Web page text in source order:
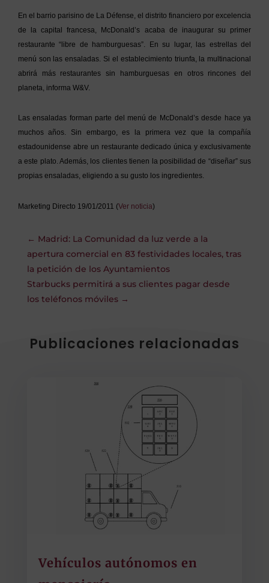
En el barrio parisino de La Défense, el distrito financiero por excelencia
de la capital francesa, McDonald’s acaba de inaugurar su primer
restaurante “libre de hamburguesas”. En su lugar, las estrellas del
menú son las ensaladas. Si el establecimiento triunfa, la multinacional
abrirá más restaurantes sin hamburguesas en otros rincones del
planeta, informa W&V.
Las ensaladas forman parte del menú de McDonald’s desde hace ya
muchos años. Sin embargo, es la primera vez que la compañía
estadounidense abre un restaurante dedicado única y exclusivamente
a este plato. Además, los clientes tienen la posibilidad de “diseñar” sus
propias ensaladas, eligiendo a su gusto los ingredientes.
Marketing Directo 19/01/2011 (Ver noticia)
← Madrid: La Comunidad da luz verde a la
apertura comercial en 83 festividades locales, tras
la petición de los Ayuntamientos
Starbucks permitirá a sus clientes pagar desde
los teléfonos móviles→
Publicaciones relacionadas
Vehículos autónomos en